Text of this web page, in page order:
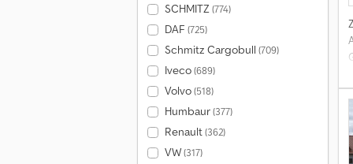
SCHMITZ(774)
DAF (725)
Schmitz Cargobull (709)
Iveco(689)
Volvo(518)
Humbaur(377)
Renault(362)
VW(317)